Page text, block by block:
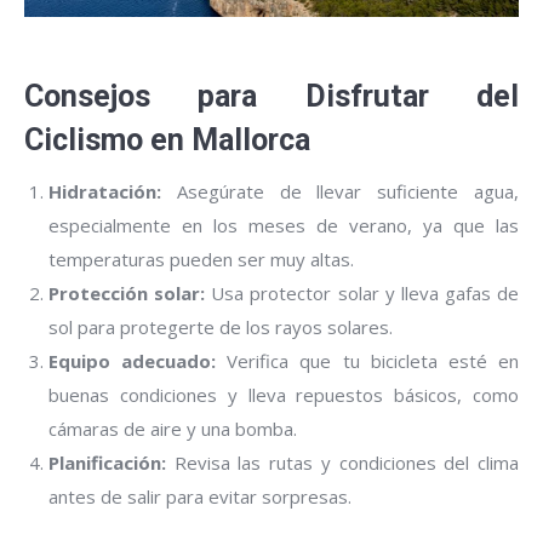
Consejos para Disfrutar del
Ciclismo en Mallorca
Hidratación: Asegúrate de llevar suficiente agua,
especialmente en los meses de verano, ya que las
temperaturas pueden ser muy altas.
Protección solar: Usa protector solar y lleva gafas de
sol para protegerte de los rayos solares.
Equipo adecuado: Verifica que tu bicicleta esté en
buenas condiciones y lleva repuestos básicos, como
cámaras de aire y una bomba.
Planificación: Revisa las rutas y condiciones del clima
antes de salir para evitar sorpresas.